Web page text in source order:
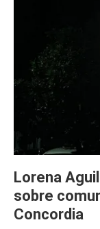
Lorena
sobre
Concordia